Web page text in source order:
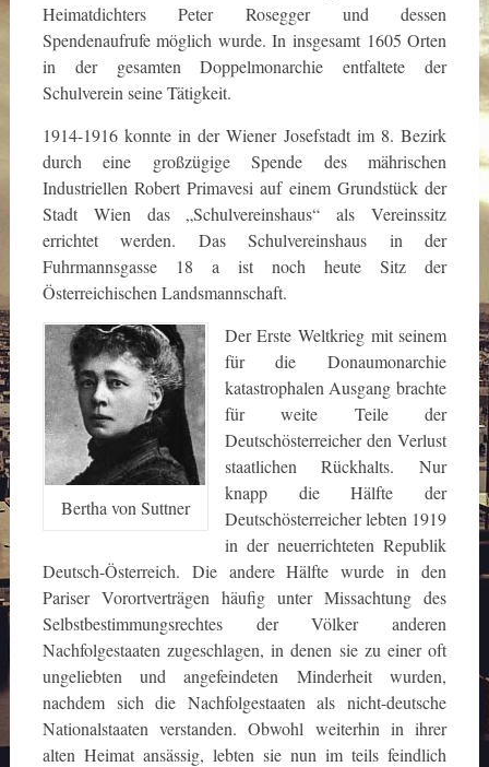
Heimatdichters Peter Rosegger und dessen
Spendenaufrufe möglich wurde. In insgesamt 1605 Orten
in der gesamten Doppelmonarchie entfaltete der
Schulverein seine Tätigkeit.
1914-1916 konnte in der Wiener Josefstadt im 8. Bezirk
durch eine großzügige Spende des mährischen
Industriellen Robert Primavesi auf einem Grundstück der
Stadt Wien das „Schulvereinshaus“ als Vereinssitz
errichtet werden. Das Schulvereinshaus in der
Fuhrmannsgasse 18 a ist noch heute Sitz der
Österreichischen Landsmannschaft.
Bertha von Suttner
Der Erste Weltkrieg mit seinem
für die Donaumonarchie
katastrophalen Ausgang brachte
für weite Teile der
Deutschösterreicher den Verlust
staatlichen Rückhalts. Nur
knapp die Hälfte der
Deutschösterreicher lebten 1919
in der neuerrichteten Republik
Deutsch-Österreich. Die andere Hälfte wurde in den
Pariser Vorortverträgen häufig unter Missachtung des
Selbstbestimmungsrechtes der Völker anderen
Nachfolgestaaten zugeschlagen, in denen sie zu einer oft
ungeliebten und angefeindeten Minderheit wurden,
nachdem sich die Nachfolgestaaten als nicht-deutsche
Nationalstaaten verstanden. Obwohl weiterhin in ihrer
alten Heimat ansässig, lebten sie nun im teils feindlich